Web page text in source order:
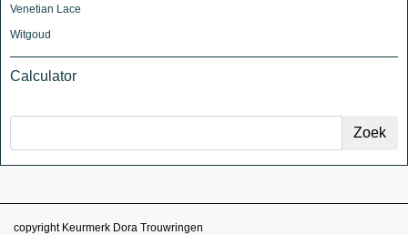
Venetian Lace
Witgoud
Calculator
copyright Keurmerk Dora Trouwringen